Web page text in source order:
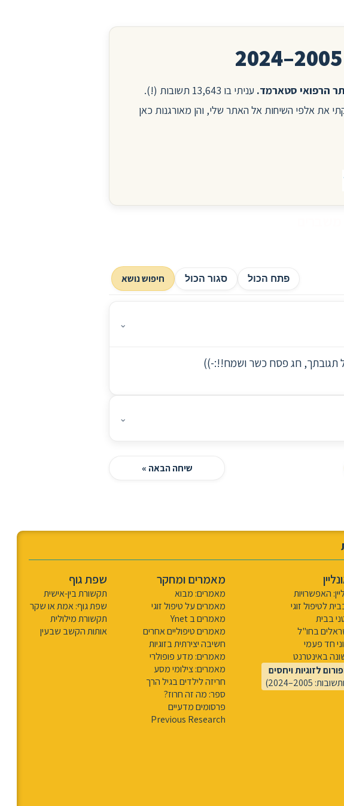
עניתי בו 13,643 תשובות (!).
את אלפי השיחות אל האתר שלי, והן מאורגנות כאן
פתח הכול סגור הכול חיפוש נושא
⌄
תגובתך, חג פסח כשר ושמח!!:-))
⌄
שיחה הבאה »
האפשרויות
לטיפול זוגי
בבית
בחו"ל
חד פעמי
באינטרנט
לזוגיות ויחסים
2005–2024)
מאמרים ומחקר
מאמרים: מבוא
מאמרים על טיפול זוגי
מאמרים ב Ynet
מאמרים טיפוליים אחרים
חשיבה יצירתית בזוגיות
מאמרים: מדע פופולרי
מאמרים: צילומי מסע
חריזה לילדים בגיל הרך
ספר: מה זה חרוז?
פרסומים מדעיים
Previous Research
שפת גוף
תקשורת בין-אישית
שפת גוף: אמת או שקר
תקשורת מילולית
אותות הקשב שבעין